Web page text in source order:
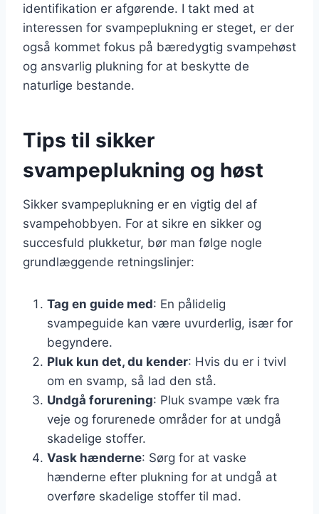
identifikation er afgørende. I takt med at
interessen for svampeplukning er steget, er der
også kommet fokus på bæredygtig svampehøst
og ansvarlig plukning for at beskytte de
naturlige bestande.
Tips til sikker
svampeplukning og høst
Sikker svampeplukning er en vigtig del af
svampehobbyen. For at sikre en sikker og
succesfuld plukketur, bør man følge nogle
grundlæggende retningslinjer:
Tag en guide med: En pålidelig
svampeguide kan være uvurderlig, især for
begyndere.
Pluk kun det, du kender: Hvis du er i tvivl
om en svamp, så lad den stå.
Undgå forurening: Pluk svampe væk fra
veje og forurenede områder for at undgå
skadelige stoffer.
Vask hænderne: Sørg for at vaske
hænderne efter plukning for at undgå at
overføre skadelige stoffer til mad.